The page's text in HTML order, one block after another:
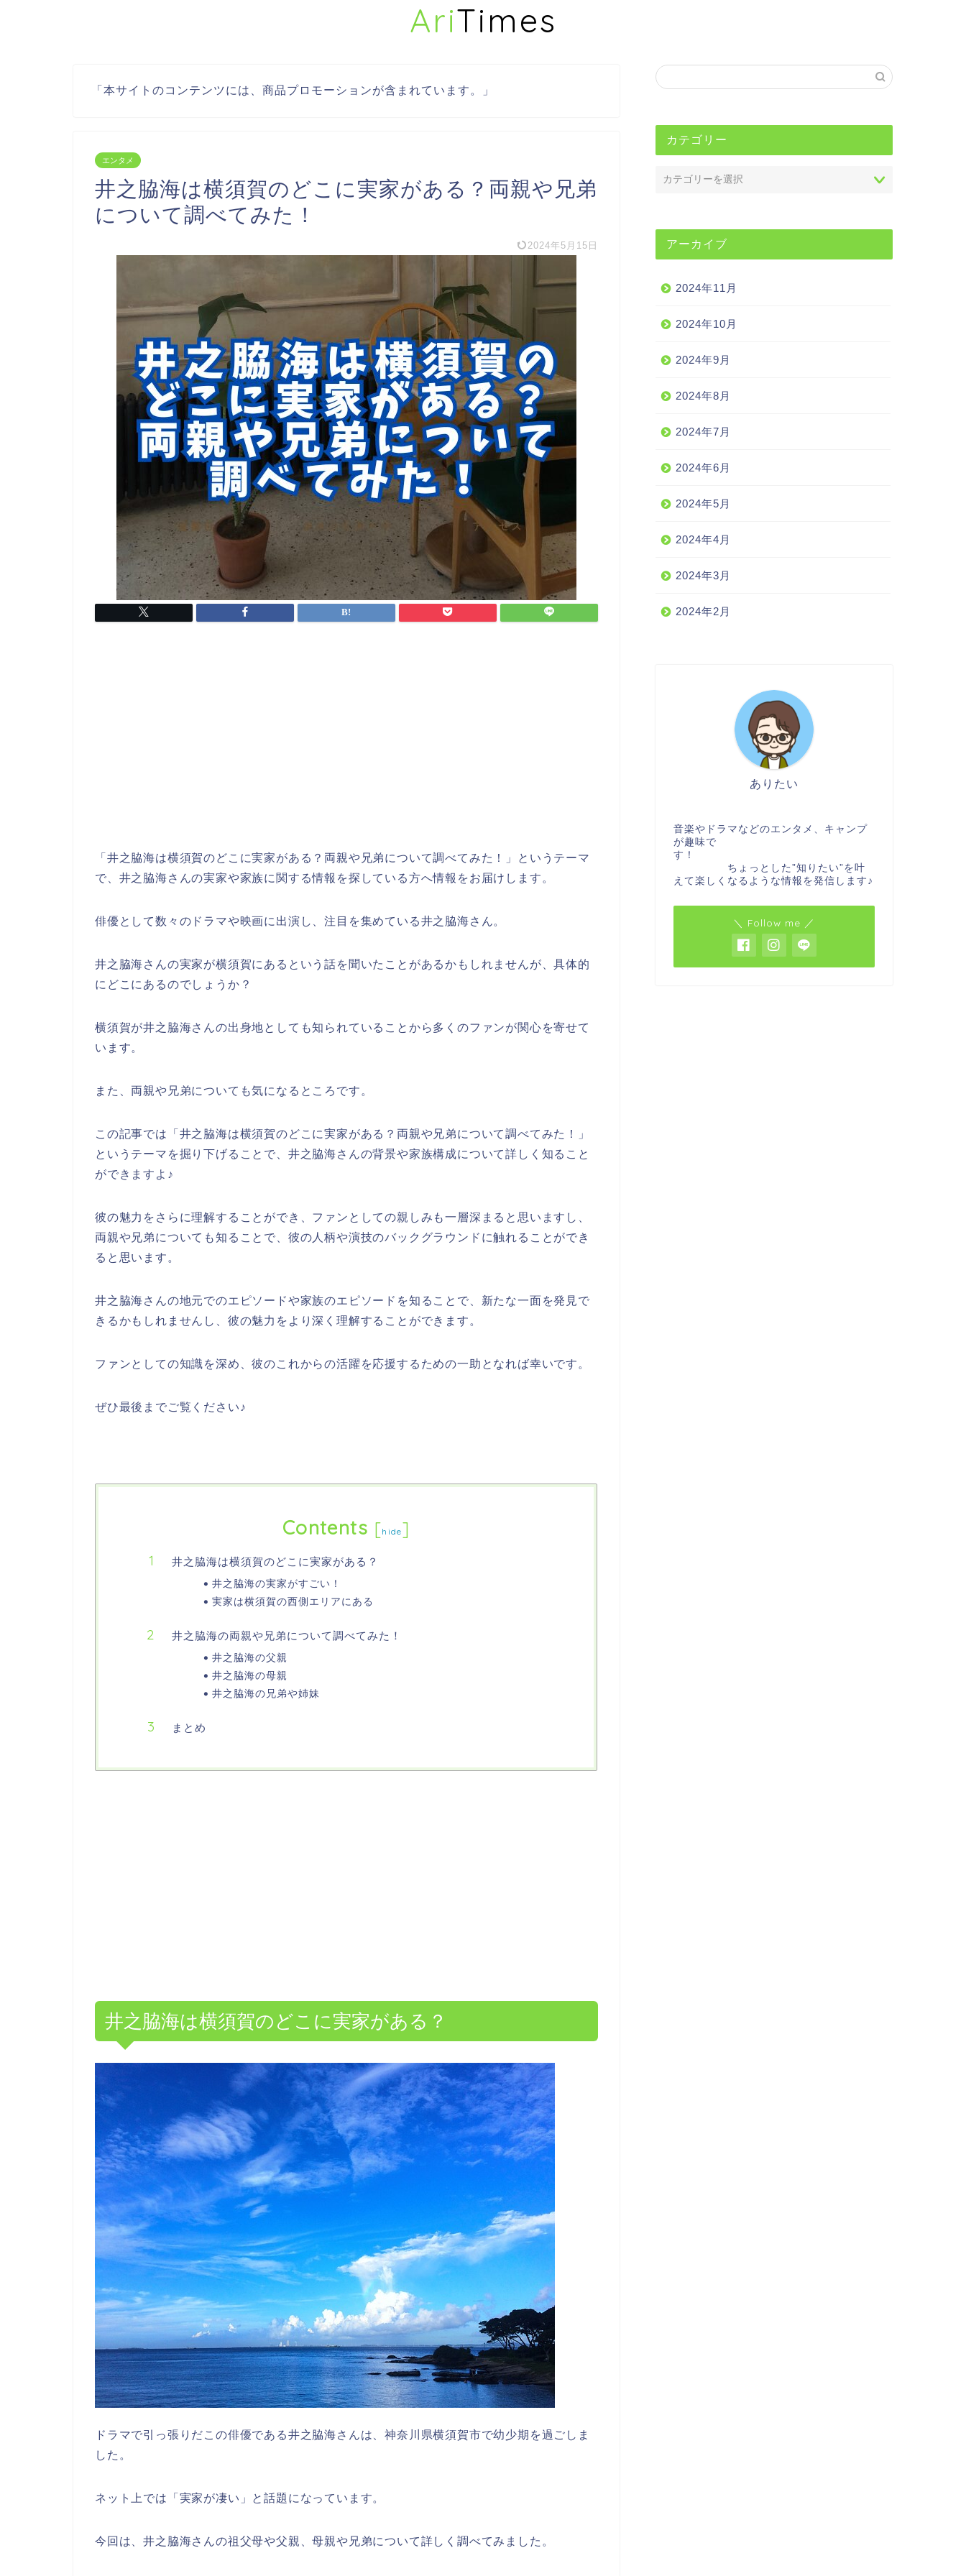
AriTimes
「本サイトのコンテンツには、商品プロモーションが含まれています。」
エンタメ
井之脇海は横須賀のどこに実家がある？両親や兄弟
について調べてみた！
2024年5月15日
「井之脇海は横須賀のどこに実家がある？両親や兄弟について調べてみた！」というテーマ
で、井之脇海さんの実家や家族に関する情報を探している方へ情報をお届けします。
俳優として数々のドラマや映画に出演し、注目を集めている井之脇海さん。
井之脇海さんの実家が横須賀にあるという話を聞いたことがあるかもしれませんが、具体的
にどこにあるのでしょうか？
横須賀が井之脇海さんの出身地としても知られていることから多くのファンが関心を寄せて
います。
また、両親や兄弟についても気になるところです。
この記事では「井之脇海は横須賀のどこに実家がある？両親や兄弟について調べてみた！」
というテーマを掘り下げることで、井之脇海さんの背景や家族構成について詳しく知ること
ができますよ♪
彼の魅力をさらに理解することができ、ファンとしての親しみも一層深まると思いますし、
両親や兄弟についても知ることで、彼の人柄や演技のバックグラウンドに触れることができ
ると思います。
井之脇海さんの地元でのエピソードや家族のエピソードを知ることで、新たな一面を発見で
きるかもしれませんし、 彼の魅力をより深く理解することができます。
ファンとしての知識を深め、彼のこれからの活躍を応援するための一助となれば幸いです。
ぜひ最後までご覧ください♪
Contents [hide]
井之脇海は横須賀のどこに実家がある？
井之脇海の実家がすごい！
実家は横須賀の西側エリアにある
井之脇海の両親や兄弟について調べてみた！
井之脇海の父親
井之脇海の母親
井之脇海の兄弟や姉妹
まとめ
井之脇海は横須賀のどこに実家がある？
ドラマで引っ張りだこの俳優である井之脇海さんは、神奈川県横須賀市で幼少期を過ごしま
した。
ネット上では「実家が凄い」と話題になっています。
今回は、井之脇海さんの祖父母や父親、母親や兄弟について詳しく調べてみました。
カテゴリー
アーカイブ
2024年11月
2024年10月
2024年9月
2024年8月
2024年7月
2024年6月
2024年5月
2024年4月
2024年3月
2024年2月
ありたい
音楽やドラマなどのエンタメ、キャンプ
が趣味で
す！
ちょっとした”知りたい”を叶
えて楽しくなるような情報を発信します♪
＼ Follow me ／